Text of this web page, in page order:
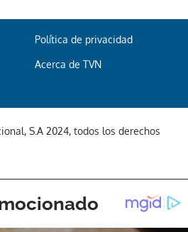
Política de privacidad
Acerca de TVN
S.A 2024, todos los derechos